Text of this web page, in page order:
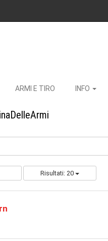
ARMI E TIRO INFO
Risultati: 20